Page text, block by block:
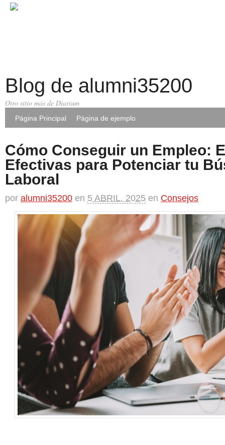
Blog de alumni35200
Otro sitio más de Diarium
Página Principal Página de ejemplo
Cómo Conseguir un Empleo:
Efectivas para Potenciar tu
Laboral
por alumni35200 en 5 ABRIL, 2025 en Consejos